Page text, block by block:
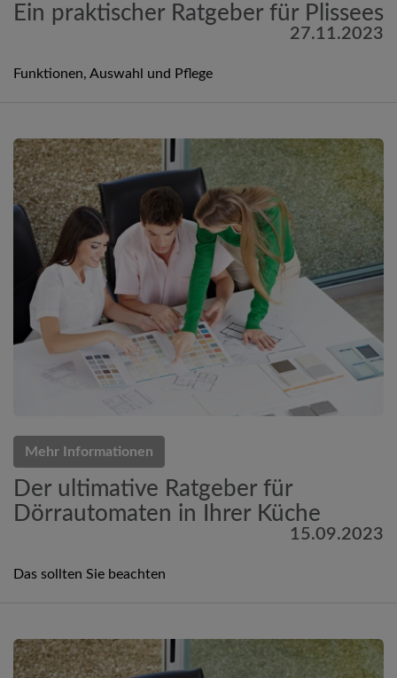
Ein praktischer Ratgeber für Plissees
27.11.2023
Funktionen, Auswahl und Pflege
Mehr Informationen
Der ultimative Ratgeber für
Dörrautomaten in Ihrer Küche
15.09.2023
Das sollten Sie beachten